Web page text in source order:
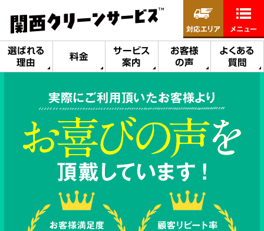
選ばれる
理由
料金
サービス
案内
お客様
の声
よくある
質問
対応エリア メニュー
実際にご利用頂いたお客様より